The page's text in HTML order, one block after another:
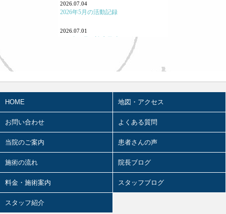
｢泣く｣とはどういうことか
「痛み」について
婦人科疾患と東洋医学
小児科疾患と東洋医学
2026.07.04
2026年5月の活動記録
2026.07.01
2026年4月の活動記録
2026.05.02
2026.03.27
HOME 地図・アクセス
お問い合わせ よくある質問
当院のご案内 患者さんの声
施術の流れ 院長ブログ
料金・施術案内 スタッフブログ
スタッフ紹介